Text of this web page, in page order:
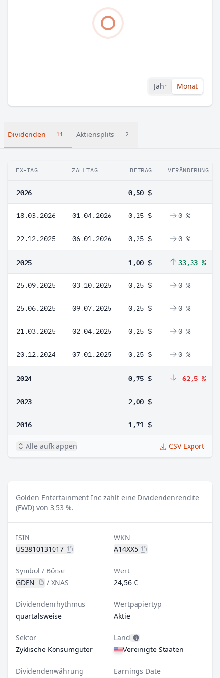
Jahr Monat
Dividenden 11 Aktiensplits 2
EX-TAG ZAHLTAG BETRAG VERÄNDERUNG
2026 0,50 $
18.03.2026 01.04.2026 0,25 $ 0 %
22.12.2025 06.01.2026 0,25 $ 0 %
2025 1,00 $ 33,33 %
25.09.2025 03.10.2025 0,25 $ 0 %
25.06.2025 09.07.2025 0,25 $ 0 %
21.03.2025 02.04.2025 0,25 $ 0 %
20.12.2024 07.01.2025 0,25 $ 0 %
2024 0,75 $ -62,5 %
2023 2,00 $
2016 1,71 $
Alle aufklappen CSV Export
Golden Entertainment Inc zahlt eine Dividendenrendite
(FWD) von 3,53 %.
ISIN
US3810131017
WKN
A14XX5
Symbol / Börse
GDEN
/ XNAS
Wert
24,56 €
Dividendenrhythmus
quartalsweise
Wertpapiertyp
Aktie
Sektor
Zyklische Konsumgüter
Land
Vereinigte Staaten
Dividendenwährung Earnings Date